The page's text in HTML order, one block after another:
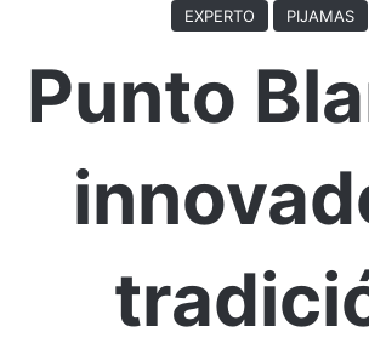
EXPERTO PIJAMAS
Punto